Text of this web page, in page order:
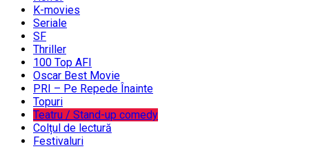
K-movies
Seriale
SF
Thriller
100 Top AFI
Oscar Best Movie
PRI – Pe Repede Înainte
Topuri
Teatru / Stand-up comedy
Colțul de lectură
Festivaluri